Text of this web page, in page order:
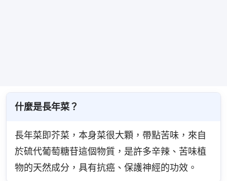
什麼是長年菜？
長年菜即芥菜，本身菜很大顆，帶點苦味，來自
於硫代葡萄糖苷這個物質，是許多辛辣、苦味植
物的天然成分，具有抗癌、保護神經的功效。